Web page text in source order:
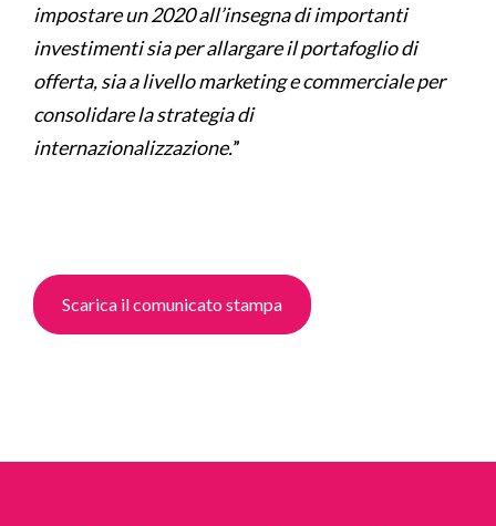
impostare un 2020 all’insegna di importanti
investimenti sia per allargare il portafoglio di
offerta, sia a livello marketing e commerciale per
consolidare la strategia di
internazionalizzazione.”
Scarica il comunicato stampa